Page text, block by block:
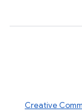
Creative